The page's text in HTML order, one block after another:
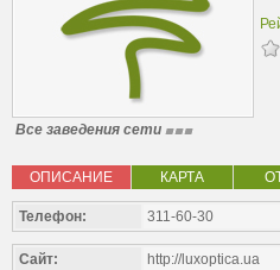
Все заведения сети
ОПИСАНИЕ КАРТА
Телефон: 311-60-30
Сайт: http://luxoptica.ua